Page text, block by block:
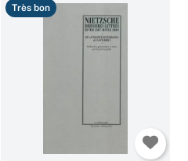
Très bon